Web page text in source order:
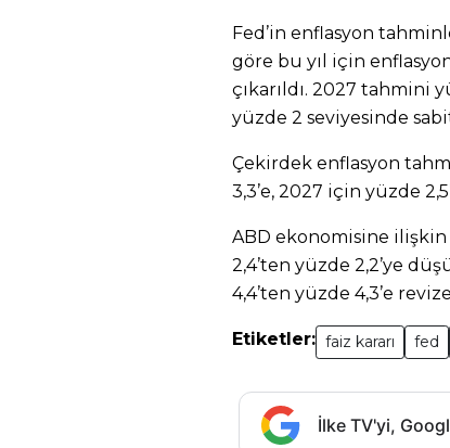
Fed’in enflasyon
göre bu yıl için
çıkarıldı. 2027 tahmini
yüzde 2 seviyesinde sabit
Çekirdek enflasyon
3,3’e, 2027 için yüzde
ABD ekonomisine
2,4’ten yüzde 2,2’ye
4,4’ten yüzde 4,3’e
Etiketler: faiz kararı fed
İlke TV'yi,